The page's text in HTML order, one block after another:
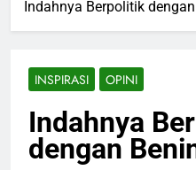
Indahnya Berpolitik
INSPIRASI OPINI
Indahnya
dengan